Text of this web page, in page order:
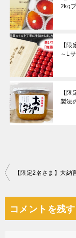
2kg
【
～L
【
製法
投
ビ
コメントを残す